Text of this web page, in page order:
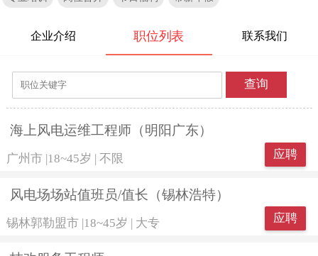
企业介绍 职位列表 联系我们
查询
海上风电运维工程师（明阳广东）
广州市 18~45岁 不限 应聘
风电场场站值班员/值长（锡林浩特）
锡林郭勒盟市 |18~45岁 | 大专 应聘